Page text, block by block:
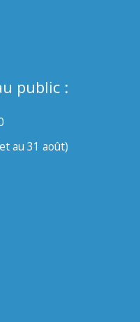
public :
au 31 août)